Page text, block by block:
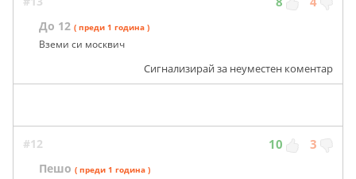
До 12 ( преди 1 година )
Вземи си москвич
Сигнализирай за неуместен коментар
#12 10 3
Пешо ( преди 1 година )